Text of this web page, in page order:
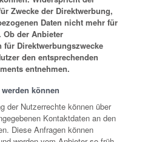
Zwecke der Direktwerbung,
Daten nicht mehr für
Ob der Anbieter
für Direktwerbungszwecke
den entsprechenden
entnehmen.
können
der Nutzerrechte können über
Kontaktdaten an den
Diese Anfragen können